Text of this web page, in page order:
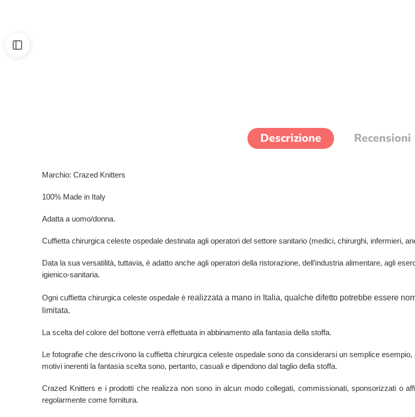
Descrizione Recensioni
Marchio: Crazed Knitters
100% Made in Italy
Adatta a uomo/donna.
Cuffietta chirurgica celeste ospedale destinata agli operatori del settore sanitario (medici, chirurghi, infermieri,
Data la sua versatilità, tuttavia, è adatto anche agli operatori della ristorazione, dell’industria alimentare, agli
igienico-sanitaria.
Ogni cuffietta chirurgica celeste ospedale è realizzata a mano in Italia, qualche difetto potrebbe essere
limitata.
La scelta del colore del bottone verrà effettuata in abbinamento alla fantasia della stoffa.
Le fotografie che descrivono la cuffietta chirurgica celeste ospedale sono da considerarsi un semplice
motivi inerenti la fantasia scelta sono, pertanto, casuali e dipendono dal taglio della stoffa.
Crazed Knitters e i prodotti che realizza non sono in alcun modo collegati, commissionati, sponsorizzati o
regolarmente come fornitura.